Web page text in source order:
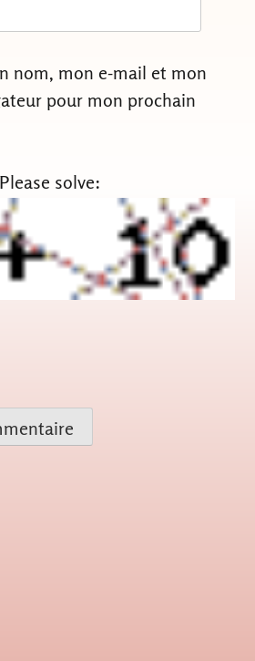
nom, mon e-mail et mon
pour mon prochain
solve: